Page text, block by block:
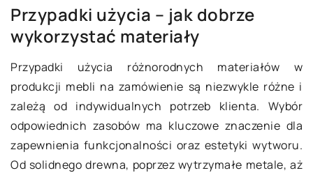
Przypadki użycia – jak dobrze
wykorzystać materiały
Przypadki użycia różnorodnych materiałów w
produkcji mebli na zamówienie są niezwykle różne i
zależą od indywidualnych potrzeb klienta. Wybór
odpowiednich zasobów ma kluczowe znaczenie dla
zapewnienia funkcjonalności oraz estetyki wytworu.
Od solidnego drewna, poprzez wytrzymałe metale, aż